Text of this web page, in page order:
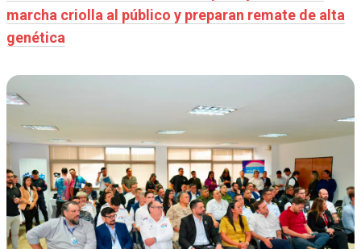
marcha criolla al público y preparan remate de alta
genética